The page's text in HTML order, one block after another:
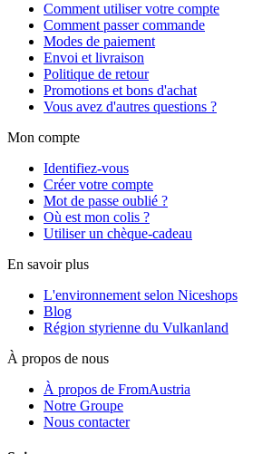
Comment utiliser votre compte
Comment passer commande
Modes de paiement
Envoi et livraison
Politique de retour
Promotions et bons d'achat
Vous avez d'autres questions ?
Mon compte
Identifiez-vous
Créer votre compte
Mot de passe oublié ?
Où est mon colis ?
Utiliser un chèque-cadeau
En savoir plus
L'environnement selon Niceshops
Blog
Région styrienne du Vulkanland
À propos de nous
À propos de FromAustria
Notre Groupe
Nous contacter